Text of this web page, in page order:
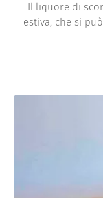
Il liquore di
estiva, che si